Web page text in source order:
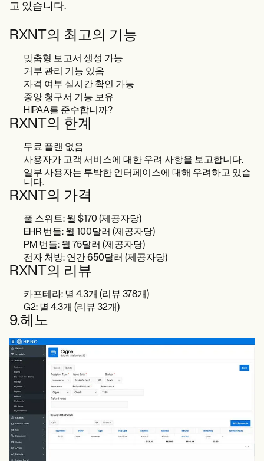
고 있습니다.
RXNT의 최고의 기능
맞춤형 보고서 생성 가능
거부 관리 기능 있음
자격 여부 실시간 확인 가능
중앙 청구서 기능 보유
HIPAA를 준수합니까?
RXNT의 한계
무료 플랜 없음
사용자가 고객 서비스에 대한 우려 사항을 보고합니다.
일부 사용자는 투박한 인터페이스에 대해 우려하고 있습
니다.
RXNT의 가격
풀 스위트: 월 $170 (제공자당)
EHR 번들: 월 100달러 (제공자당)
PM 번들: 월 75달러 (제공자당)
전자 처방: 연간 650달러 (제공자당)
RXNT의 리뷰
카프테라: 별 4.3개 (리뷰 378개)
G2: 별 4.3개 (리뷰 32개)
9.헤노